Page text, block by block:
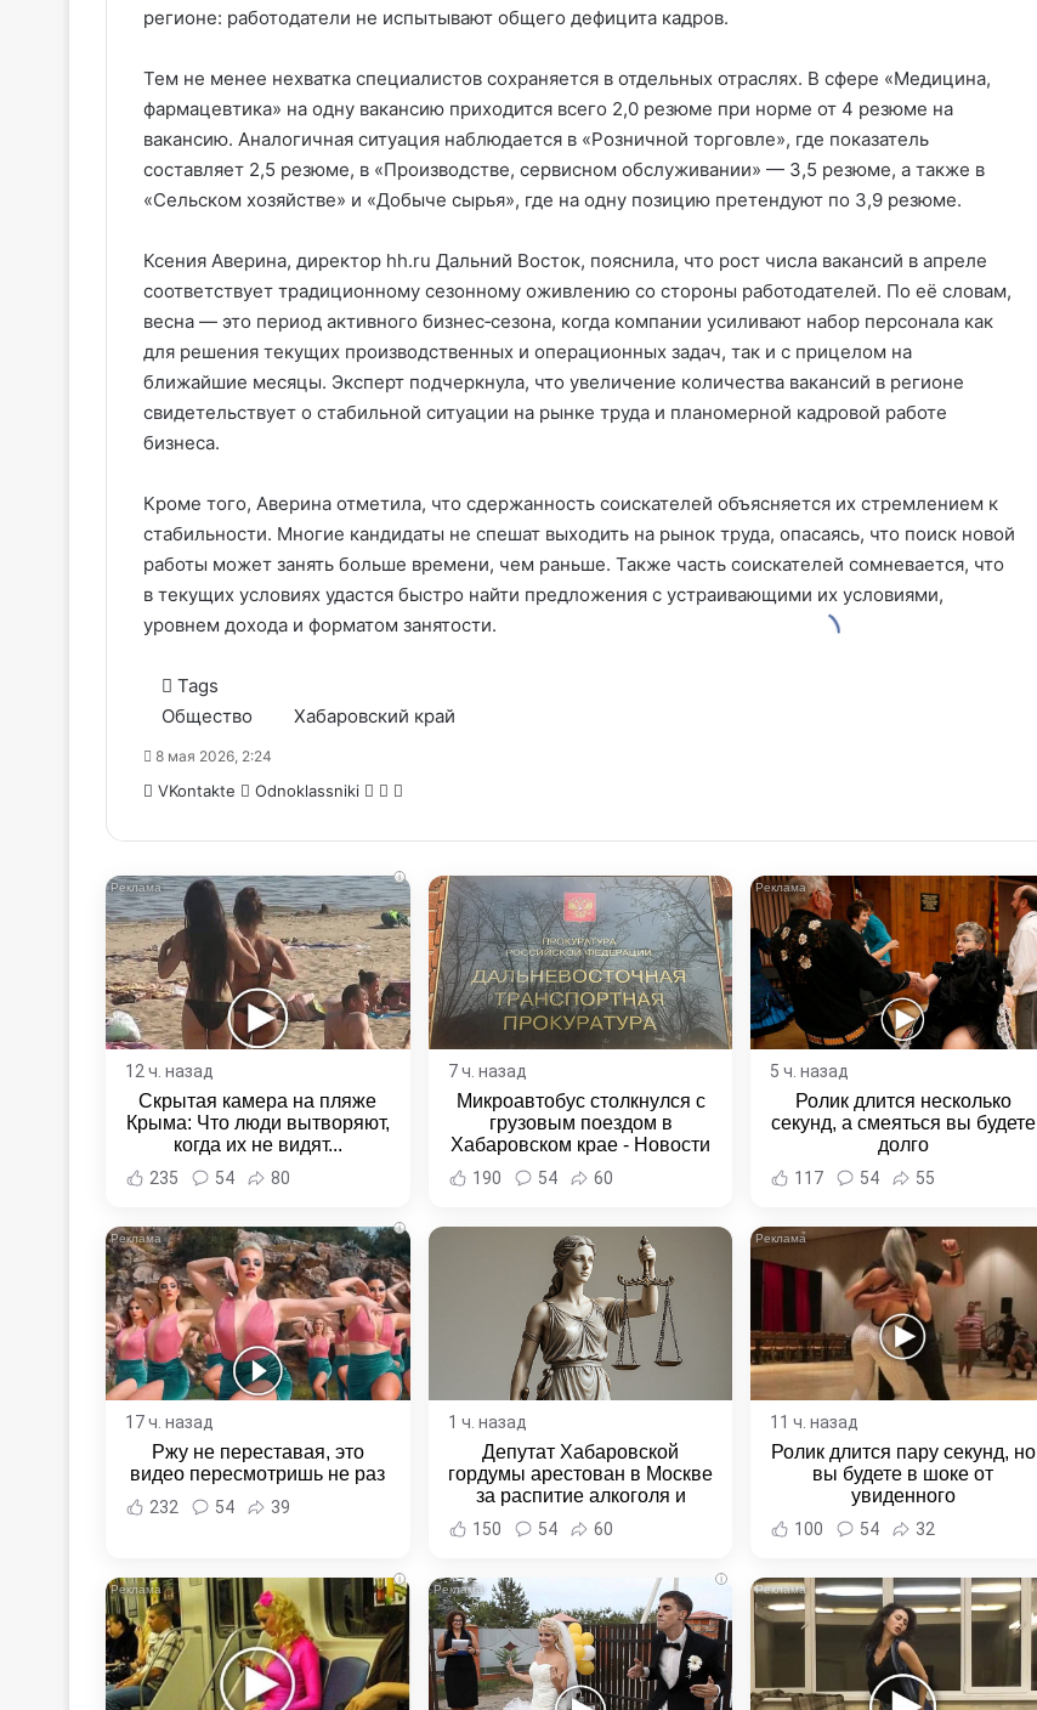
регионе: работодатели не испытывают общего дефицита кадров.
Тем не менее нехватка специалистов сохраняется в отдельных отраслях. В сфере «Медицина,
фармацевтика» на одну вакансию приходится всего 2,0 резюме при норме от 4 резюме на
вакансию. Аналогичная ситуация наблюдается в «Розничной торговле», где показатель
составляет 2,5 резюме, в «Производстве, сервисном обслуживании» — 3,5 резюме, а также в
«Сельском хозяйстве» и «Добыче сырья», где на одну позицию претендуют по 3,9 резюме.
Ксения Аверина, директор hh.ru Дальний Восток, пояснила, что рост числа вакансий в апреле
соответствует традиционному сезонному оживлению со стороны работодателей. По её словам,
весна — это период активного бизнес‑сезона, когда компании усиливают набор персонала как
для решения текущих производственных и операционных задач, так и с прицелом на
ближайшие месяцы. Эксперт подчеркнула, что увеличение количества вакансий в регионе
свидетельствует о стабильной ситуации на рынке труда и планомерной кадровой работе
бизнеса.
Кроме того, Аверина отметила, что сдержанность соискателей объясняется их стремлением к
стабильности. Многие кандидаты не спешат выходить на рынок труда, опасаясь, что поиск новой
работы может занять больше времени, чем раньше. Также часть соискателей сомневается, что
в текущих условиях удастся быстро найти предложения с устраивающими их условиями,
уровнем дохода и форматом занятости.
Tags
Общество
Хабаровский край
8 мая 2026, 2:24
VKontakte Odnoklassniki WhatsApp
Telegram
Email
i
12 ч. назад
Скрытая камера на пляже
Крыма: Что люди вытворяют,
когда их не видят...
235 54 80
7 ч. назад
Микроавтобус столкнулся с
грузовым поездом в
Хабаровском крае - Новости
Хабаровска и Хабаровского
края
190 54 60
5 ч. назад
Ролик длится несколько
секунд, а смеяться вы будете
долго
117 54 55
i
17 ч. назад
Ржу не переставая, это
видео пересмотришь не раз
232 54 39
1 ч. назад
Депутат Хабаровской
гордумы арестован в Москве
за распитие алкоголя и
неповиновение полиции -
Новости Хабаровска и
150 54 60
11 ч. назад
Ролик длится пару секунд, но
вы будете в шоке от
увиденного
100 54 32
i i